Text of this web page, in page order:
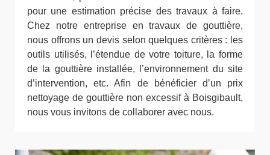
pour une estimation précise des travaux à faire.
Chez notre entreprise en travaux de gouttière,
nous offrons un devis selon quelques critères : les
outils utilisés, l’étendue de votre toiture, la forme
de la gouttière installée, l’environnement du site
d’intervention, etc. Afin de bénéficier d’un prix
nettoyage de gouttière non excessif à Boisgibault,
nous vous invitons de collaborer avec nous.